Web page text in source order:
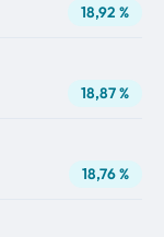
18,92 %
18,87 %
18,76 %